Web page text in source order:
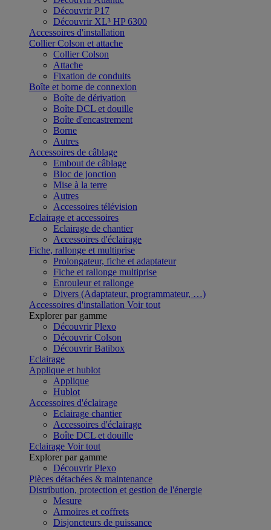
Découvrir P17
Découvrir XL³ HP 6300
Accessoires d'installation
Collier Colson et attache
Collier Colson
Attache
Fixation de conduits
Boîte et borne de connexion
Boîte de dérivation
Boîte DCL et douille
Boîte d'encastrement
Borne
Autres
Accessoires de câblage
Embout de câblage
Bloc de jonction
Mise à la terre
Autres
Accessoires télévision
Eclairage et accessoires
Eclairage de chantier
Accessoires d'éclairage
Fiche, rallonge et multiprise
Prolongateur, fiche et adaptateur
Fiche et rallonge multiprise
Enrouleur et rallonge
Divers (Adaptateur, programmateur, …)
Accessoires d'installation Voir tout
Explorer par gamme
Découvrir Plexo
Découvrir Colson
Découvrir Batibox
Eclairage
Applique et hublot
Applique
Hublot
Accessoires d'éclairage
Eclairage chantier
Accessoires d'éclairage
Boîte DCL et douille
Eclairage Voir tout
Explorer par gamme
Découvrir Plexo
Pièces détachées & maintenance
Distribution, protection et gestion de l'énergie
Mesure
Armoires et coffrets
Disjoncteurs de puissance